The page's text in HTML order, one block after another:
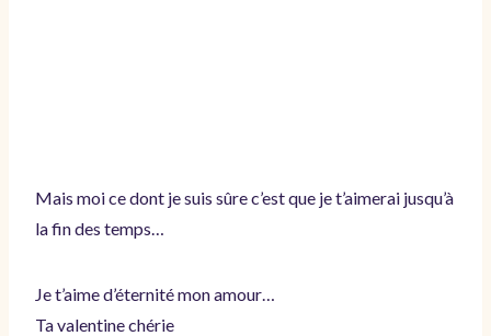
Mais moi ce dont je suis sûre c’est que je t’aimerai jusqu’à
la fin des temps…
Je t’aime d’éternité mon amour…
Ta valentine chérie